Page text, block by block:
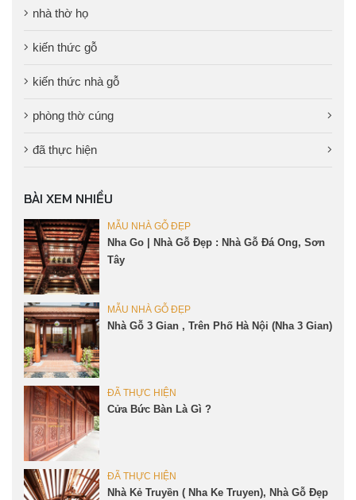
nhà thờ họ
kiến thức gỗ
kiến thức nhà gỗ
phòng thờ cúng
đã thực hiện
BÀI XEM NHIỀU
MẪU NHÀ GỖ ĐẸP
Nha Go | Nhà Gỗ Đẹp : Nhà Gỗ Đá Ong, Sơn
Tây
MẪU NHÀ GỖ ĐẸP
Nhà Gỗ 3 Gian , Trên Phố Hà Nội (Nha 3 Gian)
ĐÃ THỰC HIỆN
Cửa Bức Bàn Là Gì ?
ĐÃ THỰC HIỆN
Nhà Kẻ Truyền ( Nha Ke Truyen), Nhà Gỗ Đẹp